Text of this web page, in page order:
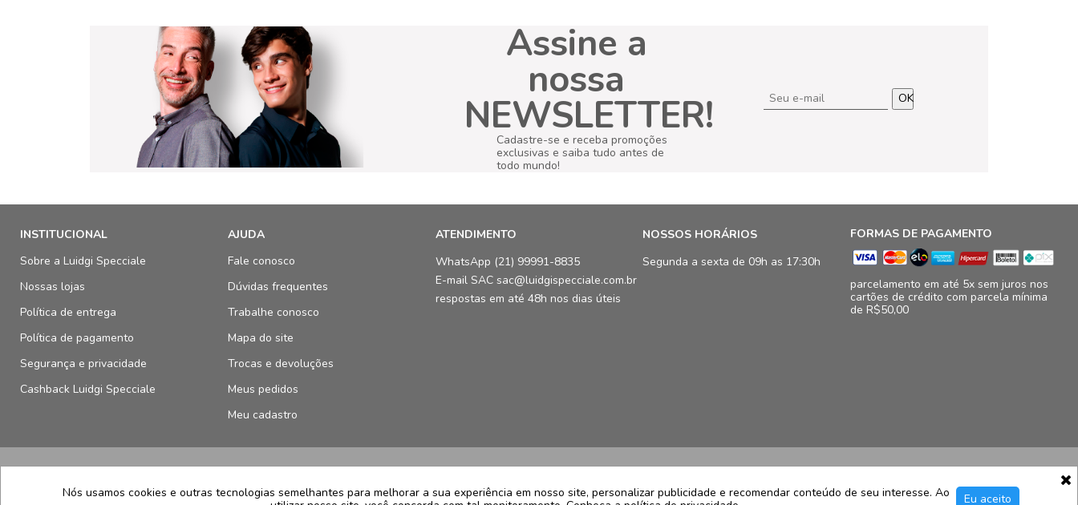
Assine a
nossa
NEWSLETTER!
Cadastre-se e receba promoções
exclusivas e saiba tudo antes de
todo mundo!
OK
INSTITUCIONAL
Sobre a Luidgi Specciale
Nossas lojas
Política de entrega
Política de pagamento
Segurança e privacidade
Cashback Luidgi Specciale
AJUDA
Fale conosco
Dúvidas frequentes
Trabalhe conosco
Mapa do site
Trocas e devoluções
Meus pedidos
Meu cadastro
ATENDIMENTO
WhatsApp (21) 99991-8835
E-mail SAC sac@luidgispecciale.com.br
respostas em até 48h nos dias úteis
NOSSOS HORÁRIOS
Segunda a sexta de 09h as 17:30h
FORMAS DE PAGAMENTO
parcelamento em até 5x sem juros nos
cartões de crédito com parcela mínima
de R$50,00
Avenida Ayrton Senna, 5.500, Bloco 11, loja 124/125 - Barra da Tijuca - Rio de Janeiro - RJ – CEP
Nós usamos cookies e outras tecnologias semelhantes para melhorar a sua experiência em nosso site, personalizar publicidade e recomendar conteúdo de seu interesse. Ao
Eu aceito